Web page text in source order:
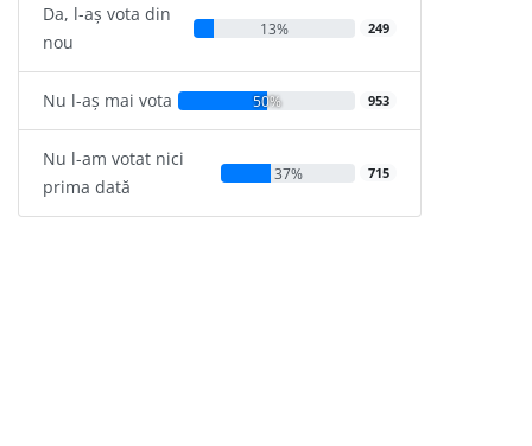
Da, l-aș vota din
nou
13% 249
Nu l-aș mai vota 50% 953
Nu l-am votat nici
prima dată
37% 715